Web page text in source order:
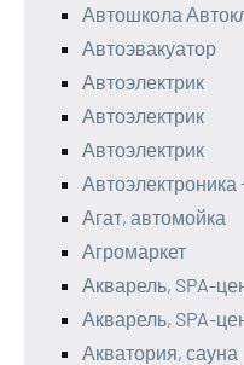
Автошкола
Автоэвакуатор
Автоэлектрик
Автоэлектрик
Автоэлектрик
Автоэлектроника
Агат, автомойка
Агромаркет
Акварель, SPA-
Акварель, SPA-
Акватория, сауна